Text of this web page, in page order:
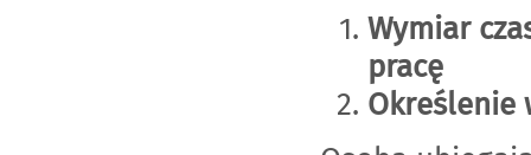
Wymiar
pracę
Określenie